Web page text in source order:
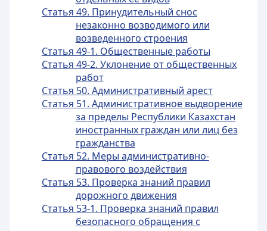
Статья 49. Принудительный снос
незаконно возводимого или
возведенного строения
Статья 49-1. Общественные работы
Статья 49-2. Уклонение от общественных
работ
Статья 50. Административный арест
Статья 51. Административное выдворение
за пределы Республики Казахстан
иностранных граждан или лиц без
гражданства
Статья 52. Меры административно-
правового воздействия
Статья 53. Проверка знаний правил
дорожного движения
Статья 53-1. Проверка знаний правил
безопасного обращения с